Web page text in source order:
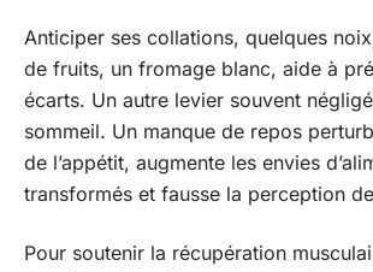
Anticiper ses collations, quelques
de fruits, un fromage blanc, aide à
écarts. Un autre levier souvent
sommeil. Un manque de repos
de l’appétit, augmente les envies
transformés et fausse la perception
Pour soutenir la récupération